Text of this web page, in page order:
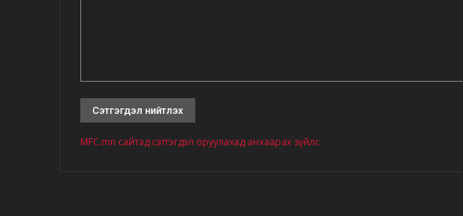
MFC.mn сайтад сэтгэгдэл оруулахад анхаарах зүйлс